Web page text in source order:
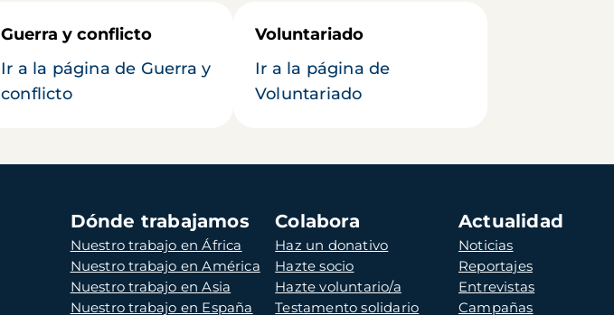
Guerra y conflicto
Ir a la página de Guerra y
conflicto
Voluntariado
Ir a la página de
Voluntariado
Dónde trabajamos
Nuestro trabajo en África
Nuestro trabajo en América
Nuestro trabajo en Asia
Nuestro trabajo en España
Colabora
Haz un donativo
Hazte socio
Hazte voluntario/a
Testamento solidario
Actualidad
Noticias
Reportajes
Entrevistas
Campañas